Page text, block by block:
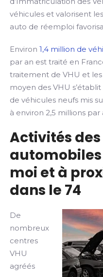
véhicules et valorisent
auto de réemploi
Environ 1,4 million de
par an est traité en
traitement de VHU et les
moyen des VHU
de véhicules neufs mis
à environ 2,5 millions par
Activités des
automobiles
moi et à
dans le 74
De
nombreux
centres
VHU
agréés